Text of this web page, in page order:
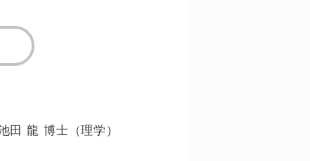
田 龍 博士（理学）